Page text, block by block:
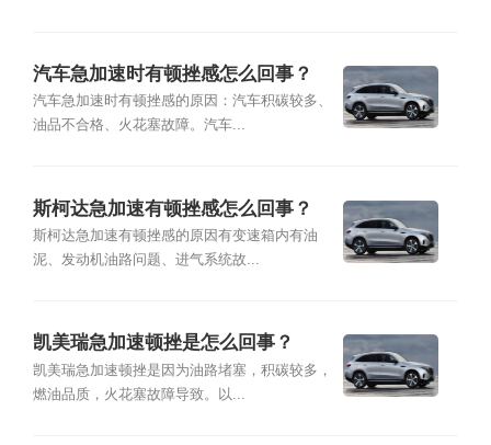
汽车急加速时有顿挫感怎么回事？
汽车急加速时有顿挫感的原因：汽车积碳较多、
油品不合格、火花塞故障。汽车...
斯柯达急加速有顿挫感怎么回事？
斯柯达急加速有顿挫感的原因有变速箱内有油
泥、发动机油路问题、进气系统故...
凯美瑞急加速顿挫是怎么回事？
凯美瑞急加速顿挫是因为油路堵塞，积碳较多，
燃油品质，火花塞故障导致。以...